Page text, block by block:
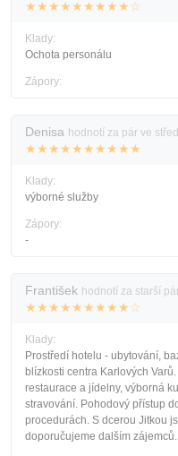
★★★★★★★★★☆
Klady:
Ochota personálu
Zápory:
Denisa hodnotí za pár ve
★★★★★★★★★★
Klady:
výborné služby
Zápory:
-
František hodnotí za starší
★★★★★★★★★☆
Klady:
Prostředí hotelu - ubytování,
blízkosti centra Karlových
restaurace a jídelny, výborná
stravování. Pohodový přístup
procedurách. S dcerou Jitkou
doporučujeme dalším